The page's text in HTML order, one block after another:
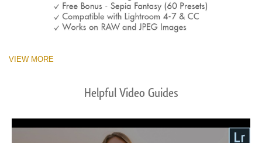
VIEW MORE
Helpful Video Guides